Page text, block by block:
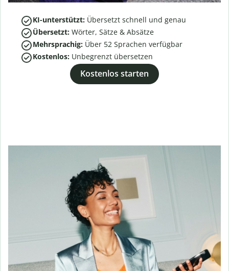
KI-unterstützt: Übersetzt schnell und genau
Übersetzt: Wörter, Sätze & Absätze
Mehrsprachig: Über 52 Sprachen verfügbar
Kostenlos: Unbegrenzt übersetzen
Kostenlos starten